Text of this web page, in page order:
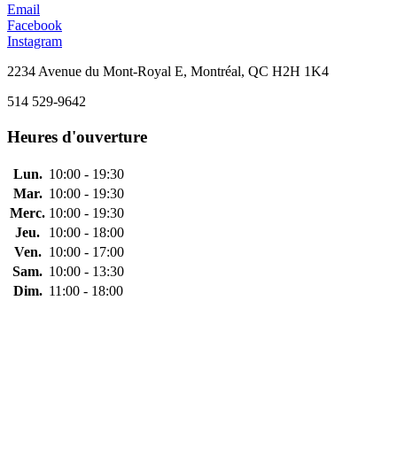
Email
Facebook
Instagram
2234 Avenue du Mont-Royal E, Montréal, QC H2H 1K4
514 529-9642
Heures d'ouverture
Lun. 10:00 - 19:30
Mar. 10:00 - 19:30
Merc. 10:00 - 19:30
Jeu.
10:00 - 18:00
Ven. 10:00 - 17:00
Sam. 10:00 - 13:30
Dim. 11:00 - 18:00